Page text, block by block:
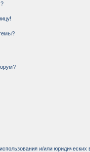
и/или юридических